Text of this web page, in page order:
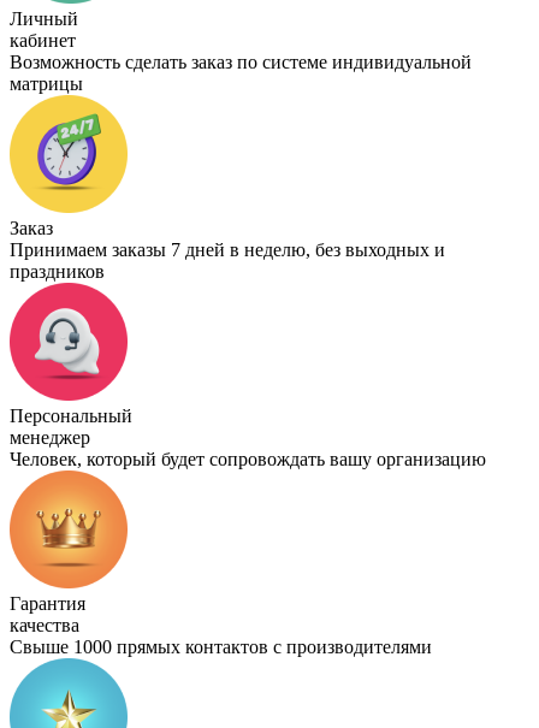
Личный
кабинет
Возможность сделать заказ по системе индивидуальной
матрицы
Заказ
Принимаем заказы 7 дней в неделю, без выходных и
праздников
Персональный
менеджер
Человек, который будет сопровождать вашу организацию
Гарантия
качества
Свыше 1000 прямых контактов с производителями